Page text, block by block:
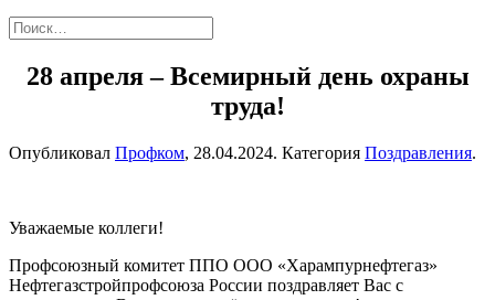
28 апреля – Всемирный день охраны
труда!
Опубликовал Профком, 28.04.2024. Категория Поздравления.
Уважаемые коллеги!
Профсоюзный комитет ППО ООО «Харампурнефтегаз»
Нефтегазстройпрофсоюза России поздравляет Вас с